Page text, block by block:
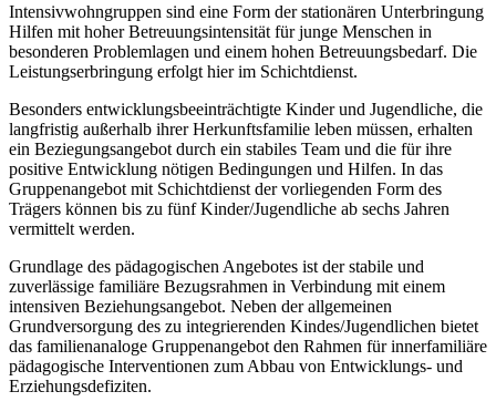
Intensivwohngruppen sind eine Form der stationären Unterbringung
Hilfen mit hoher Betreuungsintensität für junge Menschen in
besonderen Problemlagen und einem hohen Betreuungsbedarf. Die
Leistungserbringung erfolgt hier im Schichtdienst.
Besonders entwicklungsbeeinträchtigte Kinder und Jugendliche, die
langfristig außerhalb ihrer Herkunftsfamilie leben müssen, erhalten
ein Beziegungsangebot durch ein stabiles Team und die für ihre
positive Entwicklung nötigen Bedingungen und Hilfen. In das
Gruppenangebot mit Schichtdienst der vorliegenden Form des
Trägers können bis zu fünf Kinder/Jugendliche ab sechs Jahren
vermittelt werden.
Grundlage des pädagogischen Angebotes ist der stabile und
zuverlässige familiäre Bezugsrahmen in Verbindung mit einem
intensiven Beziehungsangebot. Neben der allgemeinen
Grundversorgung des zu integrierenden Kindes/Jugendlichen bietet
das familienanaloge Gruppenangebot den Rahmen für innerfamiliäre
pädagogische Interventionen zum Abbau von Entwicklungs- und
Erziehungsdefiziten.